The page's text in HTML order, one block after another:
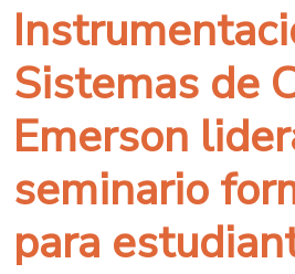
Sistemas de
Emerson
seminario
para